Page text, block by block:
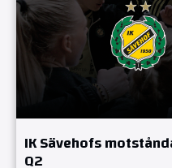
IK Sävehofs
Q2